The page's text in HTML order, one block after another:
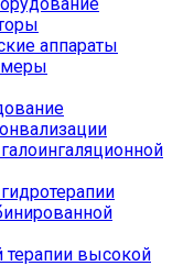
аппараты
терапии высокой